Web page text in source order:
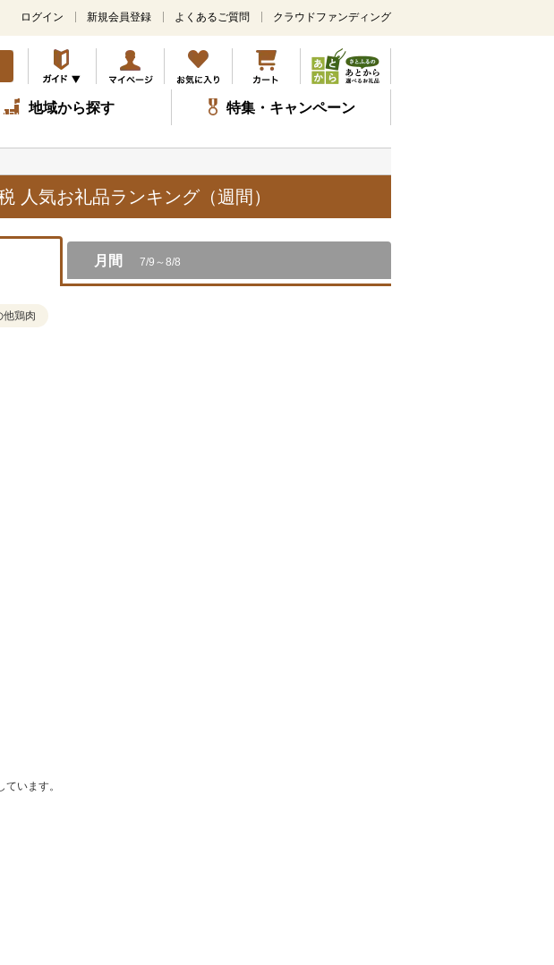
メ
ン
コ
ン
テ
ツ
ッ
プ
ログイン 新規会員登録 よくあるご質問 クラウドファンディング
地域から探す 特集・キャンペーン
人気お礼品ランキング（週間）
月間 7/9～8/8
他鶏肉
います。